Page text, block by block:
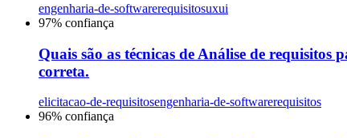
engenharia-de-softwarerequisitosuxui
97% confiança
Quais são as técnicas de Análise de requisitos
correta.
elicitacao-de-requisitosengenharia-de-softwarerequisitos
96% confiança